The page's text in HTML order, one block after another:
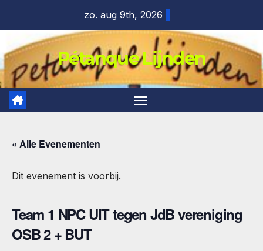
inhoud
zo. aug 9th, 2026
Pétanque Lijnden
« Alle Evenementen
Dit evenement is voorbij.
Team 1 NPC UIT tegen JdB vereniging
OSB 2 + BUT